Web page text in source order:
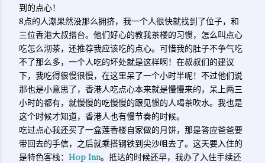
到的点心！
8点的人潮果然没那么拥挤，我一个人很快就找到了位子，和
三位香港大叔搭台。他们好心的教我茶楼的习惯，怎么叫点心
吃怎么沏茶，还推荐我应该吃的点心。可惜我的肚子不争气吃
不了那么多，一个人吃的坏处就是这样啊！在叔叔们的建议
下，我吃得很慢很慢，在这里呆了一个小时半呢！不过他们说
那也是小意思了，香港人吃点心本来就是慢慢来的，呆上两三
小时的都有，就慢慢的吃慢慢的跟见惯的人喝茶吹水。我也是
这个时候才知道，香港人也有慢节奏的时候。
吃过点心我还买了一盒莲香楼自家做的月饼，那是答应爸爸要
带回去的手信，之后就乘搭钢铁到尖沙咀去了。这天要入住的
是特色客栈： Hop Inn。抵达的时候还早，我办了入住手续还